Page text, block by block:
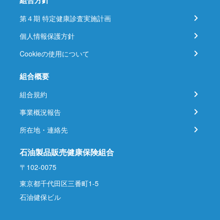
第４期 特定健康診査実施計画
個人情報保護方針
Cookieの使用について
組合概要
組合規約
事業概況報告
所在地・連絡先
石油製品販売健康保険組合
〒102-0075
東京都千代田区三番町1-5
石油健保ビル